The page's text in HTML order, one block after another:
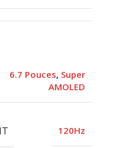
6.7 Pouces, Super
AMOLED
120Hz